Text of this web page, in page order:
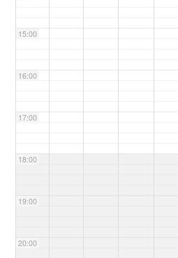
15:00
16:00
17:00
18:00
19:00
20:00